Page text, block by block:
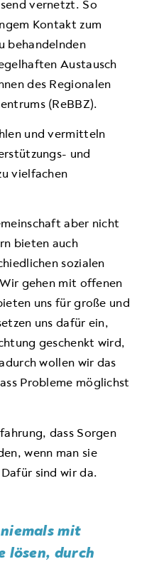
vernetzt. So
Kontakt zum
behandelnden
Austausch
des Regionalen
(ReBBZ).
und vermitteln
und
vielfachen
aber nicht
bieten auch
sozialen
gehen mit offenen
uns für große und
uns dafür ein,
geschenkt wird,
wollen wir das
Probleme möglichst
dass Sorgen
wenn man sie
sind wir da.
mit
lösen, durch